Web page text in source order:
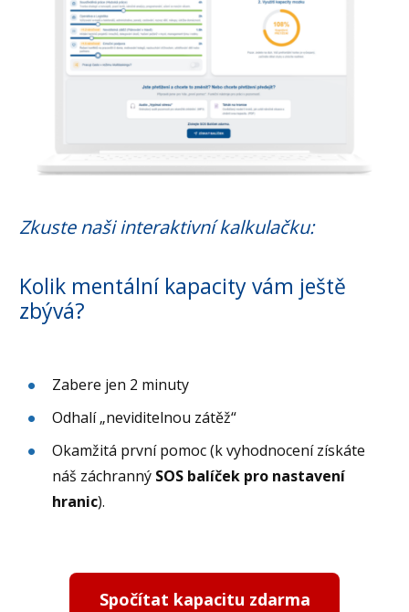
Zkuste naši interaktivní kalkulačku:
Kolik mentální kapacity vám ještě
zbývá?
Zabere jen 2 minuty
Odhalí „neviditelnou zátěž“
Okamžitá první pomoc (k vyhodnocení získáte
náš záchranný SOS balíček pro nastavení
hranic).
Spočítat kapacitu zdarma